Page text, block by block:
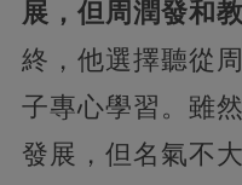
展，但周潤發和
終，他選擇聽從
子專心學習。雖
發展，但名氣不